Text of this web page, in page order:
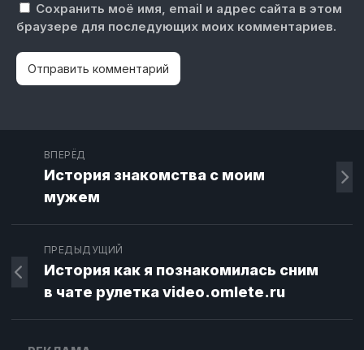
Сохранить моё имя, email и адрес сайта в этом
браузере для последующих моих комментариев.
ВПЕРЁД
История знакомства с моим
мужем
ПРЕДЫДУЩИЙ
История как я познакомилась сним
в чате рулетка video.omlete.ru